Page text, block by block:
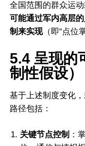
I've read and accept
全国范围的群众运
可能通过军内高层
制来实现（即“点位
5.4 呈现的
制性假设）
基于上述制度变化
路径包括：
关键节点控制 ：